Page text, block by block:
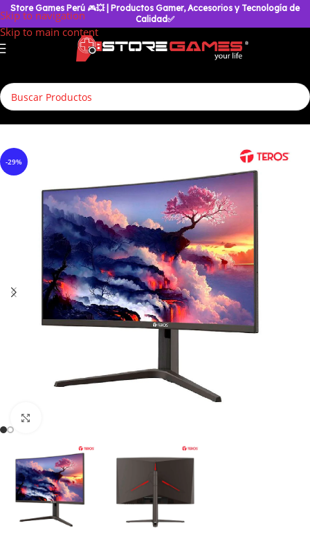
Skip to navigation
Skip to main content
Store Games Perú 🎮💥
| Productos Gamer, Accesorios y Tecnología de
Calidad✅
-29%